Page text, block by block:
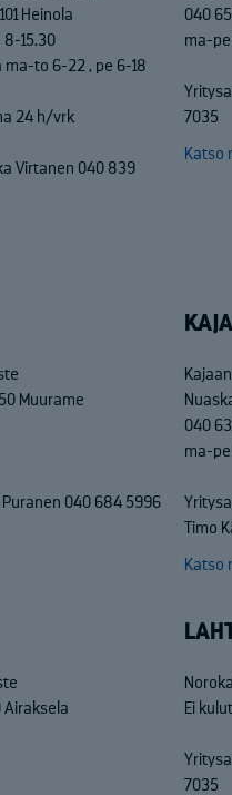
Heinola
8-15.30
to 6-22 , pe 6-18
24 h/vrk
Virtanen 040 839
040
ma-pe
7035
Katso
Muurame
040 684 5996
040
ma-
Timo
Katso
Airaksela
Ei
7035